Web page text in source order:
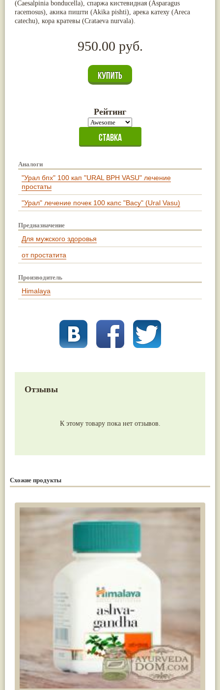
(Caesalpinia bonducella), спаржа кистевидная (Asparagus
racemosus), акика пишти (Akika pishti), арека катеху (Areca
catechu), кора кратевы (Crataeva nurvala).
950.00 руб.
Рейтинг
Аналоги
"Урал бпх" 100 кап "URAL BPH VASU" лечение
простаты
"Урал" лечение почек 100 капс "Васу" (Ural Vasu)
Предназначение
Для мужского здоровья
от простатита
Производитель
Himalaya
Отзывы
К этому товару пока нет отзывов.
Схожие продукты